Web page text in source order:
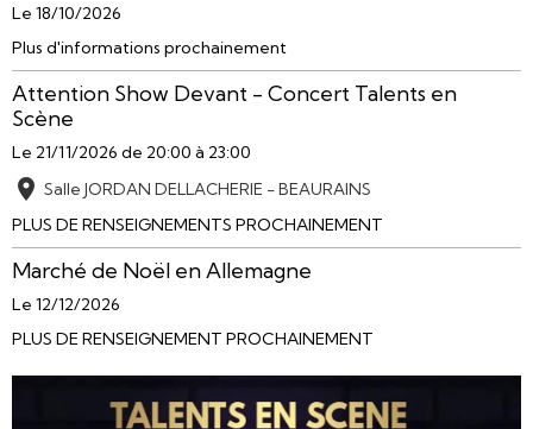
Le 18/10/2026
Plus d'informations prochainement
Attention Show Devant - Concert Talents en
Scène
Le 21/11/2026 de 20:00 à 23:00
Salle JORDAN DELLACHERIE - BEAURAINS
PLUS DE RENSEIGNEMENTS PROCHAINEMENT
Marché de Noël en Allemagne
Le 12/12/2026
PLUS DE RENSEIGNEMENT PROCHAINEMENT